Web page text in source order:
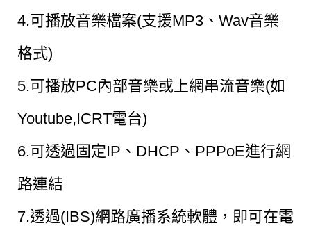
4.可播放音樂檔案(支援MP3、Wav音樂
格式)
5.可播放PC內部音樂或上網串流音樂(如
Youtube,ICRT電台)
6.可透過固定IP、DHCP、PPPoE進行網
路連結
7.透過(IBS)網路廣播系統軟體，即可在電